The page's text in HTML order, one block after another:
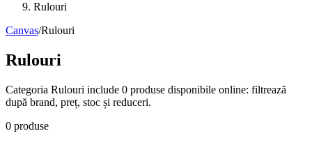
Rulouri
Canvas/Rulouri
Rulouri
Categoria Rulouri include 0 produse disponibile online: filtrează
după brand, preț, stoc și reduceri.
0 produse